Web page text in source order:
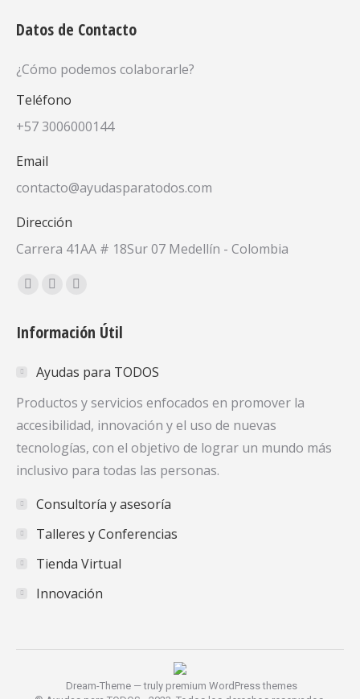
Datos de Contacto
¿Cómo podemos colaborarle?
Teléfono
+57 3006000144
Email
contacto@ayudasparatodos.com
Dirección
Carrera 41AA # 18Sur 07 Medellín - Colombia
Encuéntranos en:
Facebook
opens
new
window
X
opens
new
window
YouTube
opens
new
window
Información Útil
Ayudas para TODOS
Productos y servicios enfocados en promover la
accesibilidad, innovación y el uso de nuevas
tecnologías, con el objetivo de lograr un mundo más
inclusivo para todas las personas.
Consultoría y asesoría
Talleres y Conferencias
Tienda Virtual
Innovación
Dream-Theme — truly premium WordPress themes